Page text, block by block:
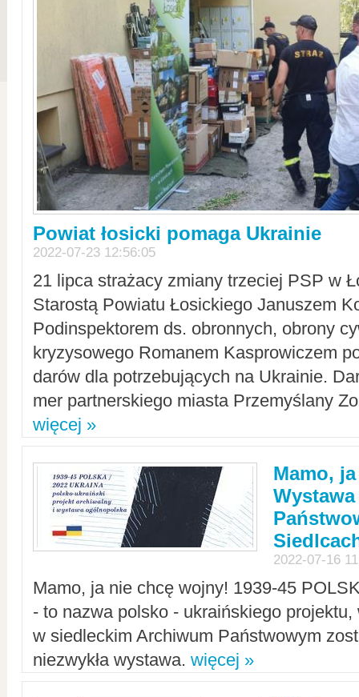
Powiat łosicki pomaga Ukrainie
2022-07-23 12:56:05
21 lipca strażacy zmiany trzeciej PSP w
Starostą Powiatu Łosickiego Januszem
Podinspektorem ds. obronnych, obrony
kryzysowego Romanem Kasprowiczem
darów dla potrzebujących na Ukrainie.
mer partnerskiego miasta Przemyślany
więcej »
Mamo,
2022-07-16
Mamo, ja nie chcę wojny! 1939-45
- to nazwa polsko - ukraińskiego
w siedleckim Archiwum Państwowym
niezwykła wystawa. więcej »